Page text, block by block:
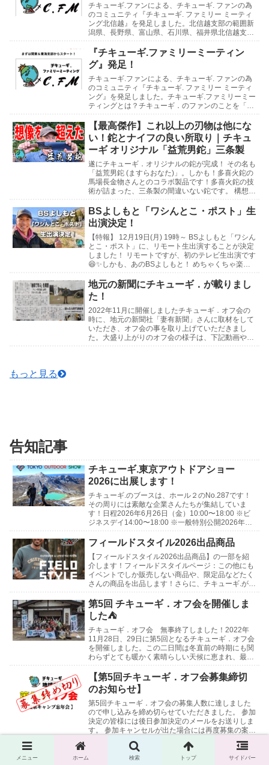
チキューギ.ファンによる、チキューギ. ファンの為
のコミュニティ『チキューギ. ファミリー ミーティ
ング北信越』を発足しました。北信越支部の範囲新
潟県、長野県、富山県、石川県、福井県北信越支部
に...
『チキューギ.ファミリーミーティン
グ』発足！
チキューギ.ファンによる、チキューギ. ファンの為
のコミュニティ『チキューギ. ファミリー ミーティ
ング』を発足しました。チキューギ.ファミリーミー
ティングとは？チキューギ．のファンのことを「チ
【最高傑作】これ以上の刃物は他にな
い！鉈とナイフの良い所取り｜チキュ
ーギ オリジナル「益荒男鉈」三条製
遂にチキューギ．オリジナルの鉈が完成！ その名も
「益荒男鉈 (ますらおなた)」。しかも！多喜火鉈の
馬場長金物さんとのコラボ製品です！多喜火鉈の技
術が詰まった、三条製の間違いない鉈です。 構想3
覧...
BSよしもと「ワシんとこ・ポスト」生
出演決定！
【特報】 12月19日(月) 19時～ BSよしもと「ワシん
とこ・ポスト」に、リモート生出演することが決定
しました！ リモートですが、初のテレビ生出演です
😆✨しかも、あのBSよしもと！ めちゃくちゃ楽し
地元の新聞にチキューギ．が載りまし
た！
2022年11月に開催しましたチキューギ．オフ会の
時に、地元の新聞社「妻有新聞」さんに取材をして
いただき、オフ会の事を取り上げていただきまし
た。大盛り上がりのオフ会の様子は、下記動画や写
もっと見る
告知記事
チキューギ.東京アウトドアショー
2026に出展します！
チキューギ.のブースは、ホール２のNo.287です！
その周りには素敵な企業さんたちが集結していま
す！日程2026年6月26日（金）10:00〜18:00 ※ビ
ジネスデイ14:00〜18:00 ※一般特別公開2026年6
フィールドスタイル2026出品商品
【フィールドスタイル2026出品商品】の一部を紹
介します！フィールドスタイルページ：この他にも
イベントでしか販売しない商品や、限定品などたく
さんの商品を出品します！さらに、チキューギ.が使
などの...
第5回 チキューギ．オフ会を開催しま
した⛺
チキューギ．オフ会 無事終了しました！2022年
11月28日、29日に第5回となるチキューギ．オフ会
を開催しました。この二日間は冬直前の時期にも関
わらずとても暖かく素晴らしい天候に恵まれ、最高
「...
【第5回チキューギ．オフ会募集締切
のお知らせ】
第5回チキューギ．オフ会の募集人数に達しました
ので申し込みを締め切らせていただきました。 参加
決定の皆様には後日参加決定のメールをお送りしま
す。 参加キャンセルが出た場合には再度募集の案内
をさせていただきます。 よろしくお願いします😊
第５回 チキューギ.オフ会 募集開始！
メニュー ホーム 検索 トップ サイドバー